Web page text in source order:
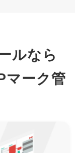
ルなら
マーク管